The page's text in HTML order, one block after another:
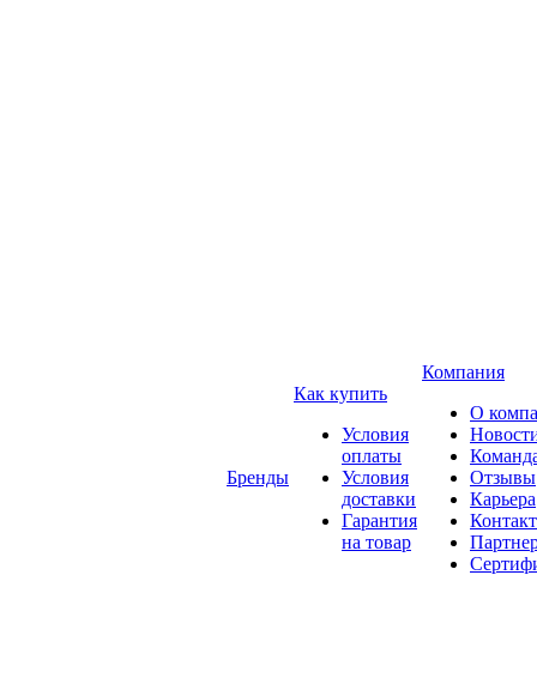
Бренды
Как купить
Условия
оплаты
Условия
доставки
Гарантия
на товар
Компания
О
Отзывы
Карьера